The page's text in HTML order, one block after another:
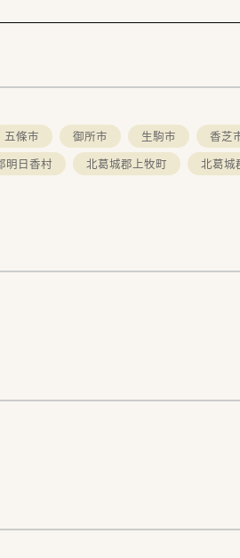
五條市 御所市 生駒市 香芝
明日香村 北葛城郡上牧町 北葛城